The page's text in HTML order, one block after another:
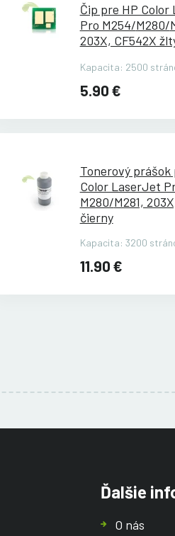
Čip pre HP
Pro M254/M280/
203X, CF542X
Kapacita: 2500
5.90 €
Tonerový prášok
Color LaserJet
M280/M281,
čierny
Kapacita: 3200
11.90 €
Ďalšie
O nás